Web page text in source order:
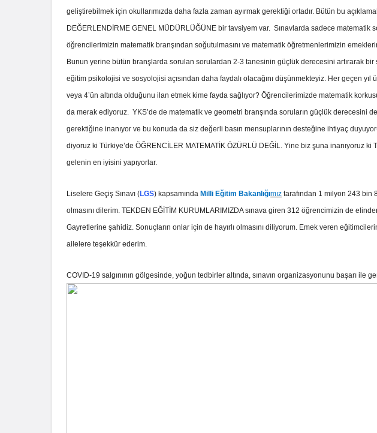
geliştirebilmek için okullarımızda daha fazla zaman ayırmak gerektiği ortadır. Bütün bu
DEĞERLENDİRME GENEL MÜDÜRLÜĞÜNE bir tavsiyem var. Sınavlarda sadece matematik
öğrencilerimizin matematik branşından soğutulmasını ve matematik öğretmenlerimizin
Bunun yerine bütün branşlarda sorulan sorulardan 2-3 tanesinin güçlük derecesini artırarak bir
eğitim psikolojisi ve sosyolojisi açısından daha faydalı olacağını düşünmekteyiz. Her geçen yıl
veya 4’ün altında olduğunu ilan etmek kime fayda sağlıyor? Öğrencilerimizde matematik
da merak ediyoruz. YKS’de de matematik ve geometri branşında soruların güçlük derecesini
gerektiğine inanıyor ve bu konuda da siz değerli basın mensuplarının desteğine ihtiyaç
diyoruz ki Türkiye’de ÖĞRENCİLER MATEMATİK ÖZÜRLÜ DEĞİL. Yine biz şuna inanıyoruz
gelenin en iyisini yapıyorlar.
Liselere Geçiş Sınavı (LGS) kapsamında Milli Eğitim Bakanlığımız tarafından 1 milyon 243 bin
olmasını dilerim. TEKDEN EĞİTİM KURUMLARIMIZDA sınava giren 312 öğrencimizin de
Gayretlerine şahidiz. Sonuçların onlar için de hayırlı olmasını diliyorum. Emek veren
ailelere teşekkür ederim.
COVID-19 salgınının gölgesinde, yoğun tedbirler altında, sınavın organizasyonunu başarı ile